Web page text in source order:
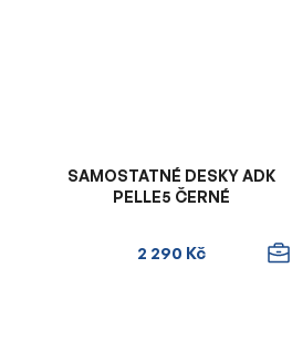
SAMOSTATNÉ DESKY ADK
PELLE5 ČERNÉ
2 290 Kč